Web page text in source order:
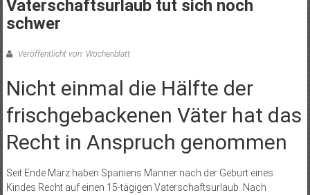
Vaterschaftsurlaub tut sich noch
schwer
Veröffentlicht von: Wochenblatt
Nicht einmal die Hälfte der
frischgebackenen Väter hat das
Recht in Anspruch genommen
Seit Ende März haben Spaniens Männer nach der Geburt eines
Kindes Recht auf einen 15-tägigen Vaterschaftsurlaub. Nach